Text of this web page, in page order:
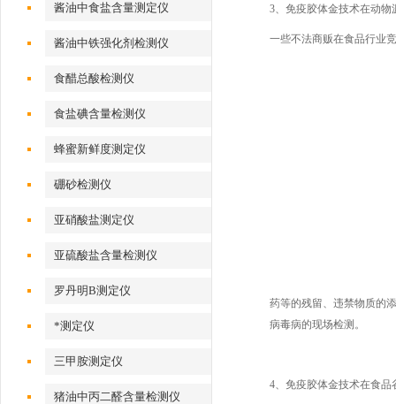
酱油中食盐含量测定仪
酱油中铁强化剂检测仪
食醋总酸检测仪
食盐碘含量检测仪
蜂蜜新鲜度测定仪
硼砂检测仪
亚硝酸盐测定仪
亚硫酸盐含量检测仪
罗丹明B测定仪
*测定仪
三甲胺测定仪
猪油中丙二醛含量检测仪
3、免疫胶体金技术在动
一些不法商贩在食品行业
药等的残留、违禁物质的
病毒病的现场检测。
4、免疫胶体金技术在食